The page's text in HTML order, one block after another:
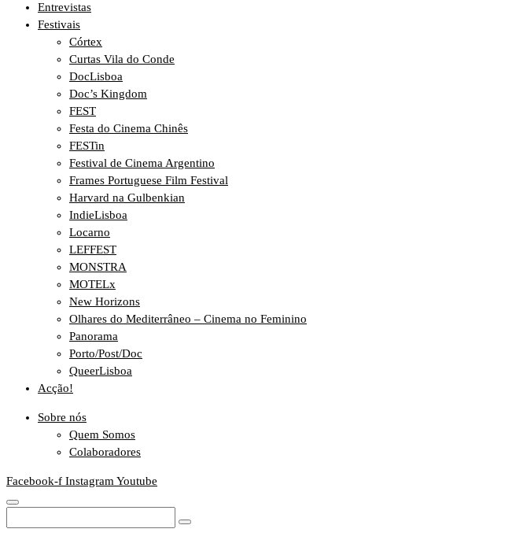
Entrevistas
Festivais
Córtex
Curtas Vila do Conde
DocLisboa
Doc’s Kingdom
FEST
Festa do Cinema Chinês
FESTin
Festival de Cinema Argentino
Frames Portuguese Film Festival
Harvard na Gulbenkian
IndieLisboa
Locarno
LEFFEST
MONSTRA
MOTELx
New Horizons
Olhares do Mediterrâneo – Cinema no Feminino
Panorama
Porto/Post/Doc
QueerLisboa
Acção!
Sobre nós
Quem Somos
Colaboradores
Facebook-f Instagram Youtube